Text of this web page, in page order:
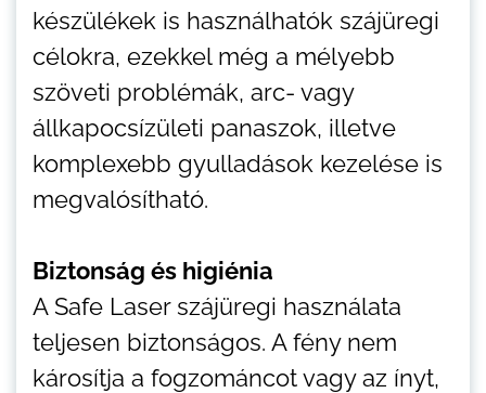
készülékek is használhatók szájüregi
célokra, ezekkel még a mélyebb
szöveti problémák, arc- vagy
állkapocsízületi panaszok, illetve
komplexebb gyulladások kezelése is
megvalósítható.
Biztonság és higiénia
A Safe Laser szájüregi használata
teljesen biztonságos. A fény nem
károsítja a fogzománcot vagy az ínyt,